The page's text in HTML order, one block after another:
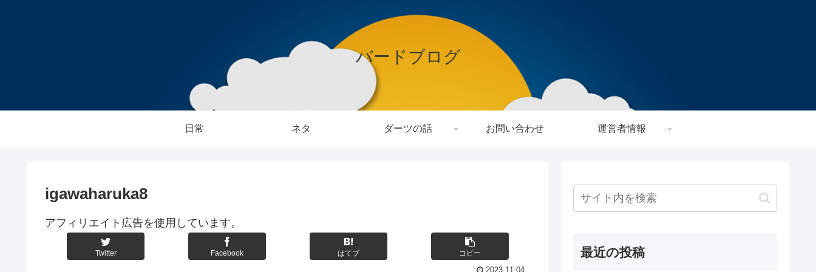
バードブログ
日常 ネタ ダーツの話 お問い合わせ 運営者情報
igawaharuka8
アフィリエイト広告を使用しています。
Twitter Facebook はてブ コピー
2023.11.04
最近の投稿